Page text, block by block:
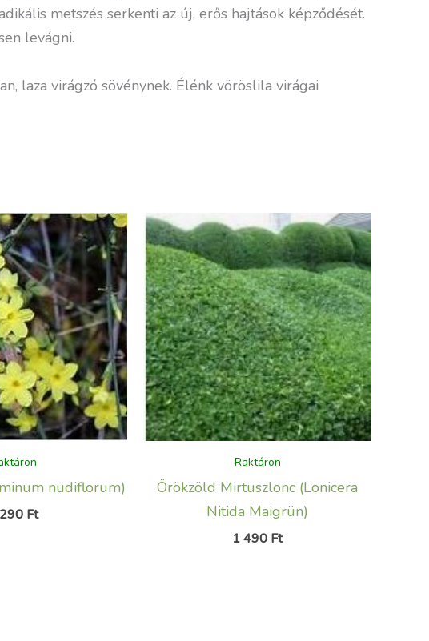
metszés serkenti az új, erős hajtások képződését.
levágni.
laza virágzó sövénynek. Élénk vöröslila virágai
nudiflorum)
Ft
Raktáron
Örökzöld Mirtuszlonc (Lonicera
Nitida Maigrün)
1 490 Ft